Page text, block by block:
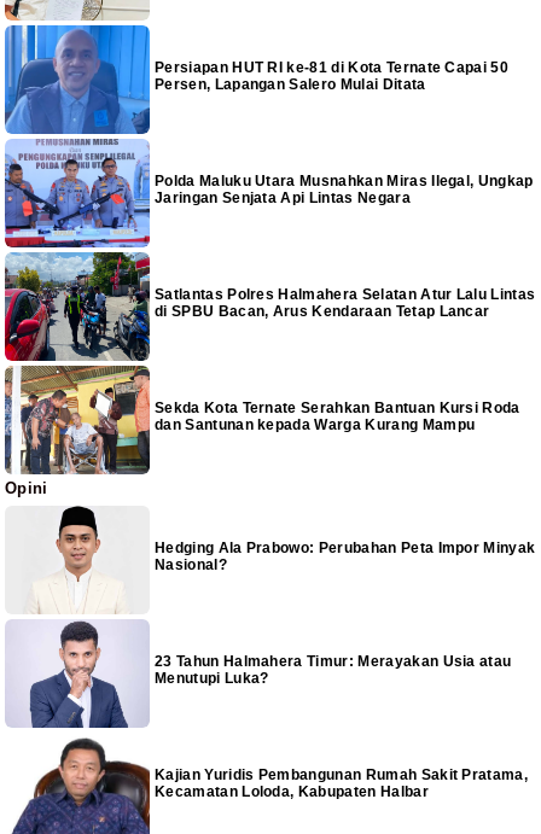
Persiapan HUT RI ke-81 di Kota Ternate Capai 50
Persen, Lapangan Salero Mulai Ditata
Polda Maluku Utara Musnahkan Miras Ilegal, Ungkap
Jaringan Senjata Api Lintas Negara
Satlantas Polres Halmahera Selatan Atur Lalu Lintas
di SPBU Bacan, Arus Kendaraan Tetap Lancar
Sekda Kota Ternate Serahkan Bantuan Kursi Roda
dan Santunan kepada Warga Kurang Mampu
Opini
Hedging Ala Prabowo: Perubahan Peta Impor Minyak
Nasional?
23 Tahun Halmahera Timur: Merayakan Usia atau
Menutupi Luka?
Kajian Yuridis Pembangunan Rumah Sakit Pratama,
Kecamatan Loloda, Kabupaten Halbar